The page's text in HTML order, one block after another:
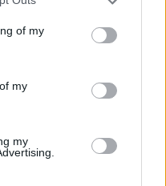
of my
my
my
ξεχώρισε